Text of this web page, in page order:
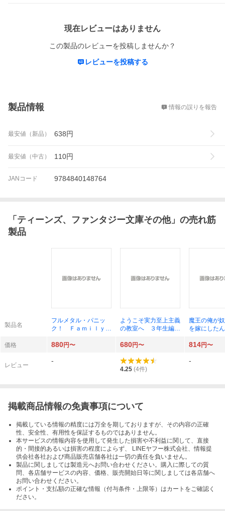
現在レビューはありません
この製品のレビューを投稿しませんか？
レビューを投稿する
製品情報 情報の誤りを報告
最安値（新品） 638円
最安値（中古） 110円
JANコード 9784840148764
「 ティーンズ、ファンタジー文庫その他」の売れ筋
製品
製品名
フルメタル・パニッ
ク！ Ｆａｍｉｌｙ
庫か３ ７－
童子
ようこそ実力至上主義
の教室へ ３年生編４
５－４１） 衣笠彰梧
魔王の俺が
を嫁にした
２ （ＨＪ文
島史詞／著
価格 880円〜 680円〜 814円〜
レビュー
-
4.25 (4件)
-
掲載商品情報の免責事項について
掲載している情報の精度には万全を期しておりますが、その内容の正確
性、安全性、有用性を保証するものではありません。
本サービスの情報内容を使用して発生した損害や不利益に関して、直接
的・間接的あるいは損害の程度によらず、 LINEヤフー株式会社、情報提
供会社各社および商品販売店舗各社は一切の責任を負いません。
製品に関しましては製造元へお問い合わせください。購入に際しての質
問、各店舗サービスの内容、価格、販売開始日等に関しましては各店舗へ
お問い合わせください。
ポイント・支払額の正確な情報（付与条件・上限等）はカートをご確認く
ださい。